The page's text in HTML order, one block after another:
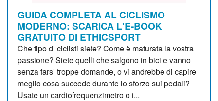
GUIDA COMPLETA AL CICLISMO
MODERNO: SCARICA L'E-BOOK
GRATUITO DI ETHICSPORT
Che tipo di ciclisti siete? Come è maturata la vostra
passione? Siete quelli che salgono in bici e vanno
senza farsi troppe domande, o vi andrebbe di capire
meglio cosa succede durante lo sforzo sui pedali?
Usate un cardiofrequenzimetro o i...